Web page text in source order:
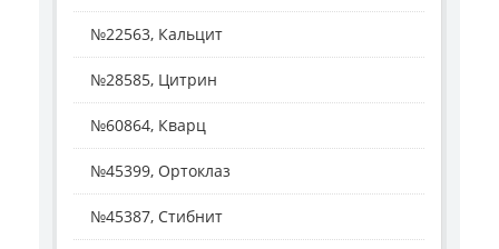
№22563, Кальцит
№28585, Цитрин
№60864, Кварц
№45399, Ортоклаз
№45387, Стибнит